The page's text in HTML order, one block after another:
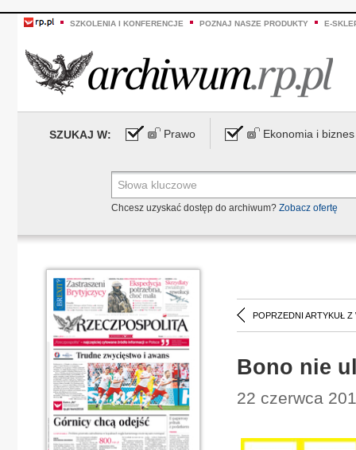
SZKOLENIA I KONFERENCJE POZNAJ NASZE PRODUKTY E-
SZUKAJ W: Prawo Ekonomia i biznes
Chcesz uzyskać dostęp do archiwum? Zobacz ofertę
POPRZEDNI ARTYKUŁ Z
Bono nie
22 czerwca